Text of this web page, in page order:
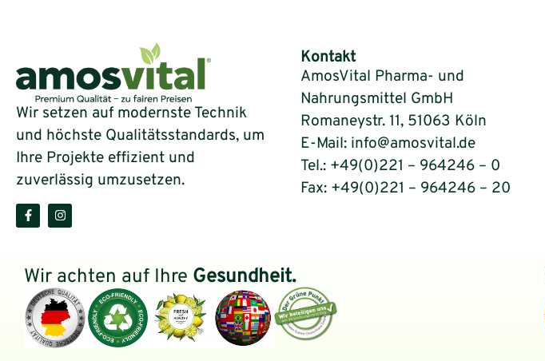
Wir setzen auf modernste Technik
und höchste Qualitätsstandards, um
Ihre Projekte effizient und
zuverlässig umzusetzen.
Kontakt
AmosVital Pharma- und
Nahrungsmittel GmbH
Romaneystr. 11, 51063 Köln
E-Mail: info@amosvital.de
Tel.: +49(0)221 – 964246 – 0
Fax: +49(0)221 – 964246 – 20
Wir achten auf Ihre Gesundheit.